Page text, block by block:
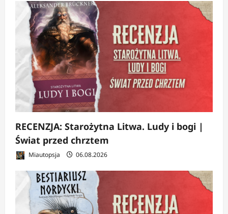
RECENZJA: Starożytna Litwa. Ludy i bogi |
Świat przed chrztem
Miautopsja 06.08.2026